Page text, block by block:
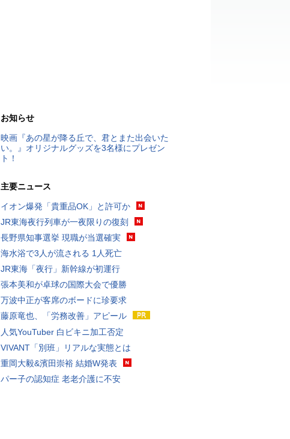
お知らせ
映画『あの星が降る丘で、君とまた出会いた
い。』オリジナルグッズを3名様にプレゼン
ト！
主要ニュース
イオン爆発「貴重品OK」と許可か
JR東海夜行列車が一夜限りの復刻
長野県知事選挙 現職が当選確実
海水浴で3人が流される 1人死亡
JR東海「夜行」新幹線が初運行
張本美和が卓球の国際大会で優勝
万波中正が客席のボードに珍要求
藤原竜也、「労務改善」アピール
人気YouTuber 白ビキニ加工否定
VIVANT「別班」リアルな実態とは
重岡大毅&濱田崇裕 結婚W発表
パー子の認知症 老老介護に不安